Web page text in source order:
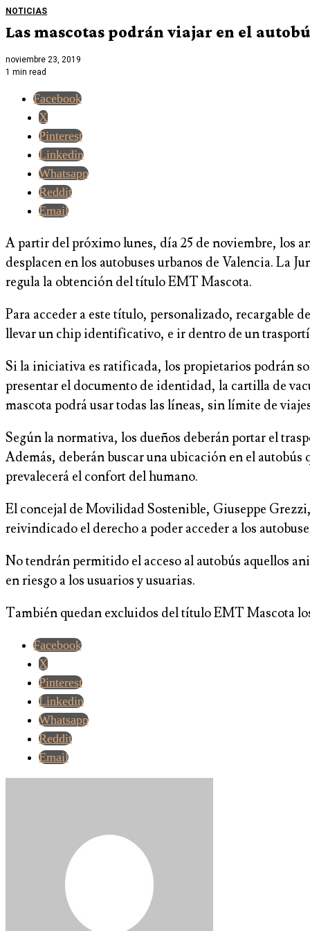
NOTICIAS
Las mascotas podrán viajar en el
noviembre 23, 2019
1 min read
Facebook
X
Pinterest
Linkedin
Whatsapp
Reddit
Email
A partir del próximo lunes, día 25 de noviembre, los
desplacen en los autobuses urbanos de Valencia. La
regula la obtención del título EMT Mascota.
Para acceder a este título, personalizado, recargable
llevar un chip identificativo, e ir dentro de un
Si la iniciativa es ratificada, los propietarios podrán
presentar el documento de identidad, la cartilla de
mascota podrá usar todas las líneas, sin límite de
Según la normativa, los dueños deberán portar el
Además, deberán buscar una ubicación en el
prevalecerá el confort del humano.
El concejal de Movilidad Sostenible, Giuseppe
reivindicado el derecho a poder acceder a los
No tendrán permitido el acceso al autobús aquellos
en riesgo a los usuarios y usuarias.
También quedan excluidos del título EMT Mascota
Facebook
X
Pinterest
Linkedin
Whatsapp
Reddit
Email